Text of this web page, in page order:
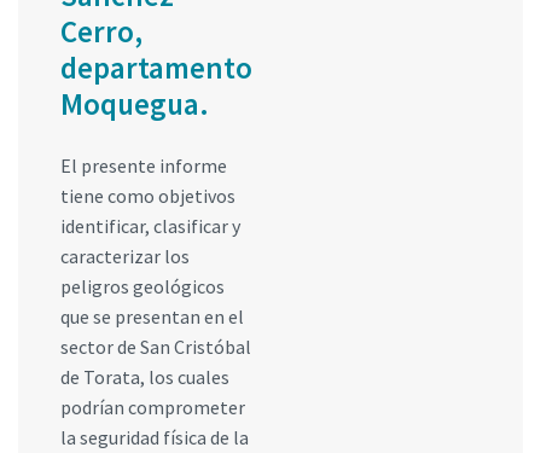
Cerro,
departamento
Moquegua.
El presente informe
tiene como objetivos
identificar, clasificar y
caracterizar los
peligros geológicos
que se presentan en el
sector de San Cristóbal
de Torata, los cuales
podrían comprometer
la seguridad física de la